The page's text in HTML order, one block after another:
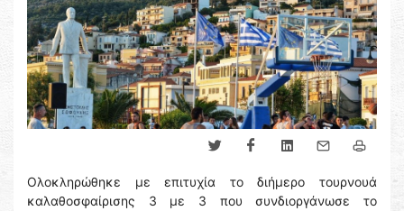
Ολοκληρώθηκε με επιτυχία το διήμερο τουρνουά
καλαθοσφαίρισης 3 με 3 που συνδιοργάνωσε το